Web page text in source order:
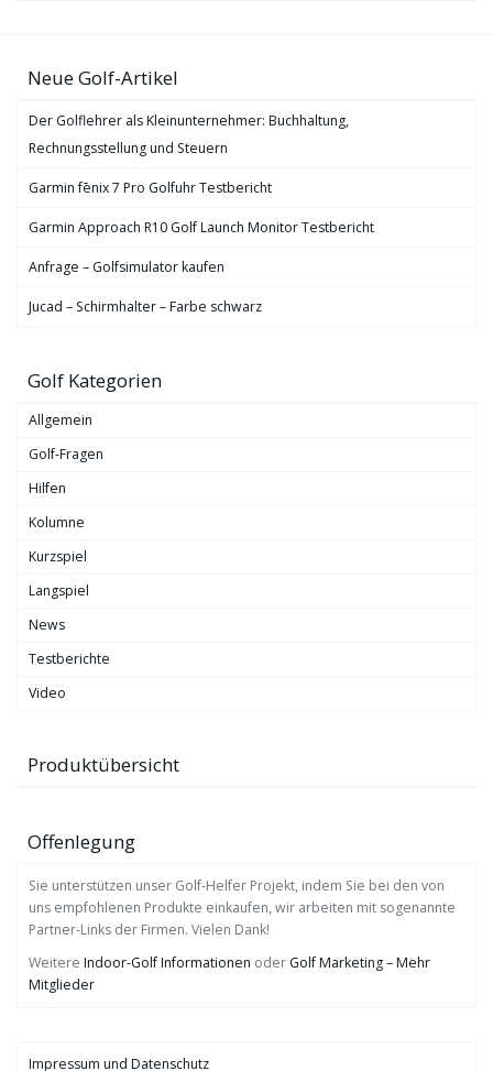
Neue Golf-Artikel
Der Golflehrer als Kleinunternehmer: Buchhaltung,
Rechnungsstellung und Steuern
Garmin fēnix 7 Pro Golfuhr Testbericht
Garmin Approach R10 Golf Launch Monitor Testbericht
Anfrage – Golfsimulator kaufen
Jucad – Schirmhalter – Farbe schwarz
Golf Kategorien
Allgemein
Golf-Fragen
Hilfen
Kolumne
Kurzspiel
Langspiel
News
Testberichte
Video
Produktübersicht
Offenlegung
Sie unterstützen unser Golf-Helfer Projekt, indem Sie bei den von
uns empfohlenen Produkte einkaufen, wir arbeiten mit sogenannte
Partner-Links der Firmen. Vielen Dank!
Weitere Indoor-Golf Informationen oder Golf Marketing – Mehr
Mitglieder
Impressum und Datenschutz